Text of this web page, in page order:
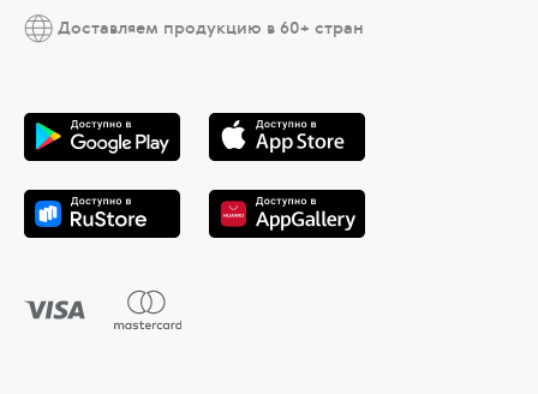
Доставляем продукцию в 60+ стран